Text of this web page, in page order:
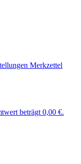
Merkzettel
beträgt 0,00 €.